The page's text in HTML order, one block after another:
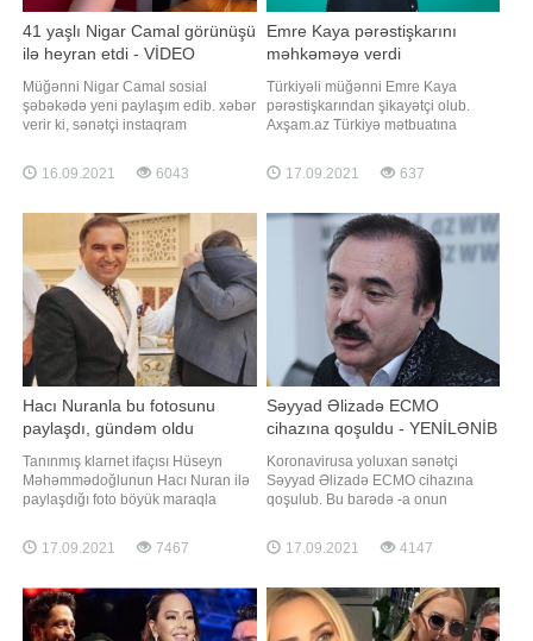
41 yaşlı Nigar Camal görünüşü
ilə heyran etdi - VİDEO
Müğənni Nigar Camal sosial
şəbəkədə yeni paylaşım edib. xəbər
verir ki, sənətçi instaqram
görüntülərini yayımlayıb. 41 yaşlı
müğənni fit və qüsursuz bədən
görüntüləri izləyiciləri tərəfindən
maraq və rəğbətlə qarşılanıb
16.09.2021 6043
Emre Kaya pərəstişkarını
məhkəməyə verdi
Türkiyəli müğənni Emre Kaya
pərəstişkarından şikayətçi olub.
Axşam.az Türkiyə mətbuatına
isə Cihangir adlı şəxsin intihara
təşəbbüs etdiyi anın videosunu
qabağında özümü öldürəcəyəm"
ismarışını yazması olub. Həmin
şəxsdən izaha
17.09.2021 637
Hacı Nuranla bu fotosunu
paylaşdı, gündəm oldu
Tanınmış klarnet ifaçısı Hüseyn
Məhəmmədoğlunun Hacı Nuran ilə
paylaşdığı foto böyük maraqla
ki, o Hacı Nuranla foto çəkdirərkən
üzünü bağlayıb. Klarnet ifaçısı
Diqqət!. Əziz Dostlarım, Hacı
Nuranın 4-cu dalğasi başlayıb
17.09.2021 7467
Səyyad Əlizadə ECMO
cihazına qoşuldu - YENİLƏNİB
Koronavirusa yoluxan sənətçi
Səyyad Əlizadə ECMO cihazına
qoşulub. Bu barədə -a onun
verib. O bildirib ki, sənətçinin
ağciyərlərinin yalnız 30 faizi çalışır:.
aşkarlanıb. Müalicəsi davam
etdirilir. Süni koma vəziyyətində
saxlanılır"
17.09.2021 4147